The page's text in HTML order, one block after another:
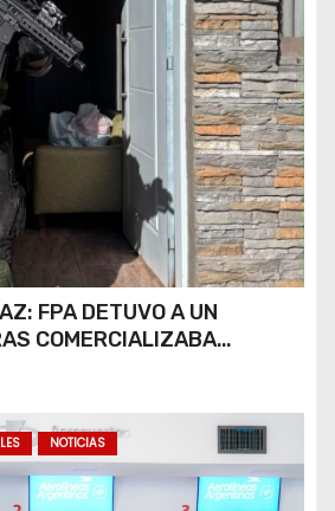
FPA DETUVO A UN
COMERCIALIZABA
NOTICIAS